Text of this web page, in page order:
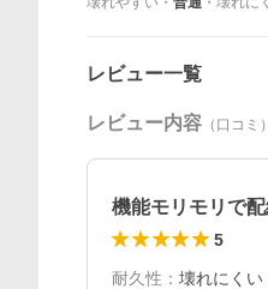
レビュー一覧
レビュー内容 （口コミ）
機能モリモリで配
5
耐久性 ： 壊れにくい